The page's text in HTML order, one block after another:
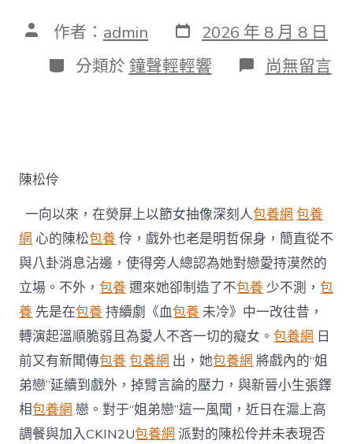
文 作者： admin 發
表
日
期
2026 年 8 月 8 日
分
類
分類於 鐘聲輕輕響 在
〈陳
姐
弟
戀
風
聞
戲
內
戲
外
皆
“為
愛
熄
滅”〉
中
尚無留言
陳松伶
一向以來，在熒屏上以節女抽像深刻人包養網 包養
網 心的陳松包養 伶，戲外也老是明哲保身，簡直從不
與八卦消息沾邊，使得旁人總認為她對戀愛持漠然的
立場。不外，包養 邇來她卻制造了不包養 少不測，包
養 先是在包養 持續劇《血包養 未冷》中一改往昔，
轉演起溫順脆弱且為愛人不吝一切的癡女。包養網 日
前又有新聞傳包養 包養網 出，她包養網 將戲內的“姐
弟戀”延續到戲外，掉臂言論的壓力，與新晉小生張鐸
相包養網 戀。對于“姐弟戀”這一風聞，近日在滬上高
調餐與加入CKIN2U包養網 派對的陳松伶并未表現否